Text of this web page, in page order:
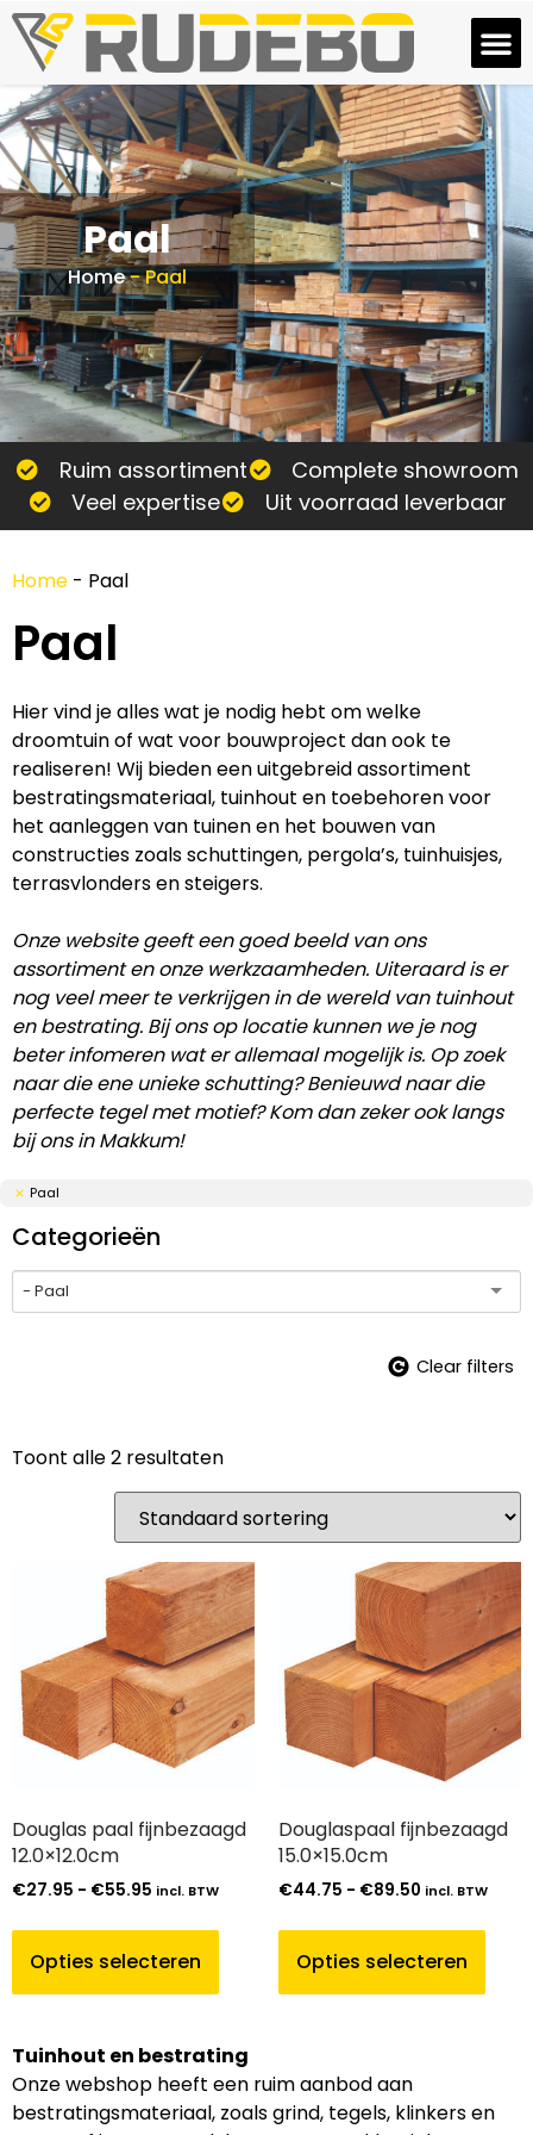
Paal
Home-Paal
Ruim assortiment
Complete showroom
Veel expertise
Uit voorraad leverbaar
Home - Paal
Paal
Hier vind je alles wat je nodig hebt om welke
droomtuin of wat voor bouwproject dan ook te
realiseren! Wij bieden een uitgebreid assortiment
bestratingsmateriaal, tuinhout en toebehoren voor
het aanleggen van tuinen en het bouwen van
constructies zoals schuttingen, pergola’s, tuinhuisjes,
terrasvlonders en steigers.
Onze website geeft een goed beeld van ons
assortiment en onze werkzaamheden. Uiteraard is er
nog veel meer te verkrijgen in de wereld van tuinhout
en bestrating. Bij ons op locatie kunnen we je nog
beter infomeren wat er allemaal mogelijk is. Op zoek
naar die ene unieke schutting? Benieuwd naar die
perfecte tegel met motief? Kom dan zeker ook langs
bij ons in Makkum!
Paal
Categorieën
- Paal
Clear filters
Toont alle 2 resultaten
Douglas paal fijnbezaagd
12.0×12.0cm
€27.95 - €55.95 incl. BTW
Opties selecteren
Douglaspaal fijnbezaagd
15.0×15.0cm
€44.75 - €89.50 incl. BTW
Opties selecteren
Tuinhout en bestrating
Onze webshop heeft een ruim aanbod aan
bestratingsmateriaal, zoals grind, tegels, klinkers en